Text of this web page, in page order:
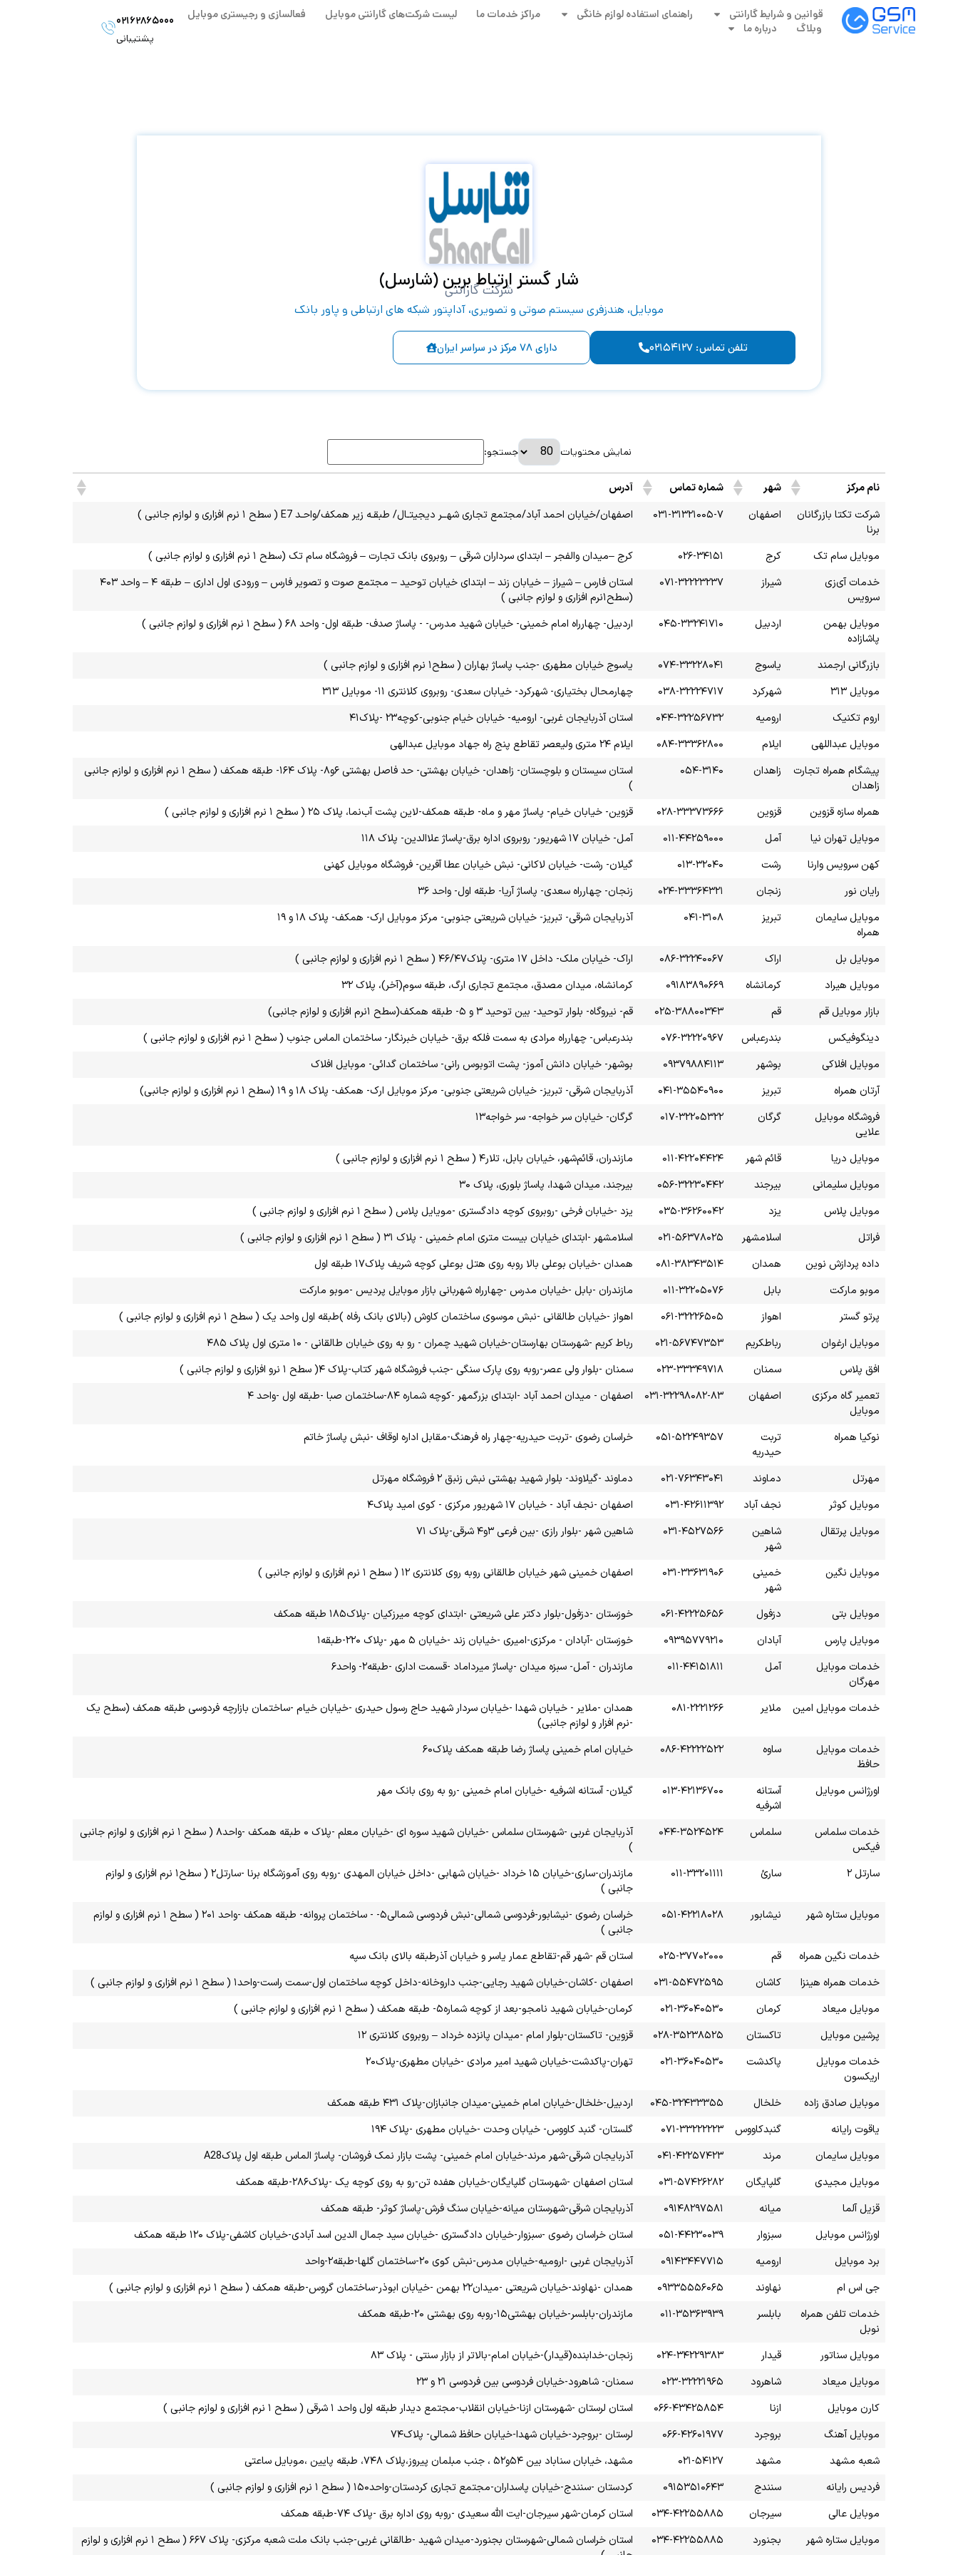
قوانین و شرایط گارانتی راهنمای استفاده لوازم خانگی مراکز خدمات ما لیست شرکت‌های گارانتی‌ موبایل
فعالسازی و رجیستری موبایل
وبلاگ
درباره ما
۰۲۱۶۲۸۶۵۰۰۰
پشتیبانی
شار گستر ارتباط برین (شارسل)
شرکت گارانتی
موبایل، هندزفری سیستم صوتی و تصویری، آداپتور شبکه های ارتباطی و پاور بانک
تلفن تماس: ۰۲۱۵۴۱۲۷ دارای ۷۸ مرکز در سراسر ایران
نمایش محتویات جستجو:
نام مرکز شهر شماره تماس
آدرس
شرکت تکتا بازرگانان
برنا
اصفهان ۰۳۱-۳۱۳۲۱۰۰۵-۷ اصفهان/خیابان احمد آباد/مجتمع تجاری شهــر دیجیتـال/ طبقـه زیر همکف/واحـد E7 ( سطح ۱ نرم افزاری و لوازم جانبی )
موبایل سام تک کرج ۰۲۶-۳۴۱۵۱
کرج –میدان والفجر – ابتدای سرداران شرقی – روبروی بانک تجارت – فروشگاه سام تک (سطح ۱ نرم افزاری و لوازم جانبی )
خدمات آی‌زی
سرویس
شیراز ۰۷۱-۳۲۲۲۳۲۳۷
استان فارس – شیراز – خیابان زند – ابتدای خیابان توحید – مجتمع صوت و تصویر فارس – ورودی اول اداری – طبقه ۴ – واحد ۴۰۳
(سطح۱نرم افزاری و لوازم جانبی )
موبایل بهمن
پاشازاده
اردبیل ۰۴۵-۳۳۲۴۱۷۱۰ اردبیل- چهارراه امام خمینی- خیابان شهید مدرس- - پاساژ صدف- طبقه اول- واحد ۶۸ ( سطح ۱ نرم افزاری و لوازم جانبی )
بازرگانی ارجمند یاسوج ۰۷۴-۳۳۲۲۸۰۴۱
یاسوج خیابان مطهری -جنب پاساژ بهاران ( سطح۱ نرم افزاری و لوازم جانبی )
موبایل ۳۱۳
شهرکرد ۰۳۸-۳۲۲۲۴۷۱۷
چهارمحال بختیاری- شهرکرد- خیابان سعدی- روبروی کلانتری ۱۱- موبایل ۳۱۳
اروم تکنیک
ارومیه ۰۴۴-۳۲۲۵۶۷۳۲
استان آذربایجان غربی- ارومیه- خیابان خیام جنوبی-کوچه۲۳ -پلاک۴۱
موبایل عبداللهی
ایلام ۰۸۴-۳۳۳۶۲۸۰۰
ایلام ۲۴ متری ولیعصر تقاطع پنج راه جهاد موبایل عبدالهی
پیشگام همراه تجارت
زاهدان
زاهدان ۰۵۴-۳۱۴۰
استان سیستان و بلوچستان- زاهدان- خیابان بهشتی- حد فاصل بهشتی ۶و۸- پلاک ۱۶۴- طبقه همکف ( سطح ۱ نرم افزاری و لوازم جانبی
)
همراه سازه قزوین
قزوین ۰۲۸-۳۳۳۷۳۶۶۶
قزوین- خیابان خیام- پاساژ مهر و ماه- طبقه همکف-لاین پشت آب‌نما، پلاک ۲۵ ( سطح ۱ نرم افزاری و لوازم جانبی )
موبایل تهران نیا
آمل ۰۱۱-۴۴۲۵۹۰۰۰
آمل- خیابان ۱۷ شهریور- روبروی اداره برق-پاساژ علاالدین- پلاک ۱۱۸
کهن سرویس وارنا
رشت ۰۱۳-۳۲۰۴۰
گیلان- رشت- خیابان لاکانی- نبش خیابان عطا آفرین- فروشگاه موبایل کهنی
رایان نور
زنجان ۰۲۴-۳۳۳۶۴۳۲۱
زنجان- چهارراه سعدی- پاساژ آریا- طبقه اول- واحد ۳۶
موبایل سایمان
همراه
تبریز ۰۴۱-۳۱۰۸ آذربایجان شرقی- تبریز- خیابان شریعتی جنوبی- مرکز موبایل ارک- همکف- پلاک ۱۸ و ۱۹
موبایل بل اراک ۰۸۶-۳۲۲۴۰۰۶۷
اراک- خیابان ملک- داخل ۱۷ متری- پلاک۴۶/۴۷ ( سطح ۱ نرم افزاری و لوازم جانبی )
موبایل هیراد
کرمانشاه ۰۹۱۸۳۸۹۰۶۶۹
کرمانشاه، میدان مصدق، مجتمع تجاری ارگ، طبقه سوم(آخر)، پلاک ۳۲
بازار موبایل قم
قم ۰۲۵-۳۸۸۰۰۳۴۳
قم- نیروگاه- بلوار توحید- بین توحید ۳ و ۵- طبقه همکف(سطح ۱نرم افزاری و لوازم جانبی)
دینگوفیکس
بندرعباس ۰۷۶-۳۲۲۲۰۹۶۷
بندرعباس- چهارراه مرادی به سمت فلکه برق- خیابان خبرنگار- ساختمان الماس جنوب ( سطح ۱ نرم افزاری و لوازم جانبی )
موبایل افلاکی
بوشهر ۰۹۳۷۹۸۸۴۱۱۳
بوشهر- خیابان دانش آموز- پشت اتوبوس رانی- ساختمان گدائی- موبایل افلاک
آرتان همراه
تبریز ۰۴۱-۳۵۵۴۰۹۰۰
آذربایجان شرقی- تبریز- خیابان شریعتی جنوبی- مرکز موبایل ارک- همکف- پلاک ۱۸ و ۱۹ (سطح ۱ نرم افزاری و لوازم جانبی)
فروشگاه موبایل
علایی
گرگان ۰۱۷-۳۲۲۰۵۳۲۲ گرگان- خیابان سر خواجه- سر خواجه۱۳
موبایل دریا قائم شهر ۰۱۱-۴۲۲۰۴۴۲۴
مازندران، قائم‌شهر، خیابان بابل، تلار۴ ( سطح ۱ نرم افزاری و لوازم جانبی )
موبایل سلیمانی
بیرجند ۰۵۶-۳۲۲۳۰۴۴۲
بیرجند، میدان شهدا، پاساژ بلوری، پلاک ۳۰
موبایل پلاس
یزد ۰۳۵-۳۶۲۶۰۰۴۲
یزد -خیابان فرخی -روبروی کوچه دادگستری -مویایل پلاس ( سطح ۱ نرم افزاری و لوازم جانبی )
فراتل
اسلامشهر ۰۲۱-۵۶۳۷۸۰۲۵
اسلامشهر -ابتدای خیابان بیست متری امام خمینی - پلاک ۳۱ ( سطح ۱ نرم افزاری و لوازم جانبی )
داده پردازش نوین
همدان ۰۸۱-۳۸۳۴۳۵۱۴
همدان -خیابان بوعلی بالا روبه روی هتل بوعلی کوچه شریف پلاک۱۷ طبقه اول
موبو مارکت
بابل ۰۱۱-۳۲۲۰۵۰۷۶
مازندران -بابل -خیابان مدرس -چهارراه شهربانی بازار موبایل پردیس -موبو مارکت
پرتو گستر
اهواز ۰۶۱-۳۲۲۲۶۵۰۵
اهواز -خیابان طالقانی -نبش موسوی ساختمان کاوش (بالای بانک رفاه )طبقه اول واحد یک ( سطح ۱ نرم افزاری و لوازم جانبی )
موبایل ارغوان
رباطکریم ۰۲۱-۵۶۷۴۷۳۵۳
رباط کریم -شهرستان بهارستان-خیابان شهید چمران - رو به روی خیابان طالقانی - ۱۰ متری اول پلاک ۴۸۵
افق پلاس
سمنان ۰۲۳-۳۳۳۴۹۷۱۸
سمنان -بلوار ولی عصر-روبه روی پارک سنگی -جنب فروشگاه شهر کتاب-پلاک ۴( سطح ۱ نرو افزاری و لوازم جانبی )
تعمیر گاه مرکزی
موبایل
اصفهان ۰۳۱-۳۲۲۹۸۰۸۲-۸۳ اصفهان - میدان احمد آباد -ابتدای بزرگمهر -کوچه شماره ۸۴-ساختمان صبا -طبقه اول -واحد ۴
نوکیا همراه
تربت
حیدریه
۰۵۱-۵۲۲۴۹۳۵۷ خراسان رضوی -تربت حیدریه-چهار راه فرهنگ-مقابل اداره اوقاف -نبش پاساژ خاتم
مهرتل دماوند ۰۲۱-۷۶۳۴۳۰۴۱
دماوند -گیلاوند- بلوار شهید بهشتی نبش زنبق ۲ فروشگاه مهرتل
موبایل کوثر
نجف آباد ۰۳۱-۴۲۶۱۱۳۹۲
اصفهان -نجف آباد - خیابان ۱۷ شهریور مرکزی - کوی امید پلاک۴
موبایل پرتقال
شاهین
شهر
۰۳۱-۴۵۲۷۵۶۶ شاهین شهر -بلوار رازی -بین فرعی ۳و۴ شرقی-پلاک ۷۱
موبایل نگین
خمینی
شهر
۰۳۱-۳۳۶۳۱۹۰۶ اصفهان خمینی شهر خیابان طالقانی روبه روی کلانتری ۱۲ ( سطح ۱ نرم افزاری و لوازم جانبی )
موبایل بتی دزفول ۰۶۱-۴۲۲۲۵۶۵۶
خوزستان -دزفول-بلوار دکتر علی شریعتی -ابتدای کوچه میرزکیان -پلاک۱۸۵ طبقه همکف
موبایل پارس
آبادان ۰۹۳۹۵۷۷۹۲۱۰
خوزستان -آبادان - مرکزی-امیری -خیابان زند -خیابان ۵ مهر -پلاک ۲۲۰-طبقه۱
خدمات موبایل
مهرگان
آمل ۰۱۱-۴۴۱۵۱۸۱۱ مازندران - آمل- سبزه میدان -پاساژ میرداماد -قسمت اداری -طبقه۲- واحد۶
خدمات موبایل امین ملایر ۰۸۱-۲۲۲۱۲۶۶
همدان -ملایر - خیابان شهدا -خیابان سردار شهید حاج رسول حیدری -خیابان خیام -ساختمان بازارچه فردوسی طبقه همکف (سطح یک
-نرم افزار و لوازم جانبی)
خدمات موبایل
حافظ
ساوه ۰۸۶-۴۲۲۲۲۵۲۲ خیابان امام خمینی پاساژ رضا طبقه همکف پلاک۶۰
اورژانس موبایل
آستانه
اشرفیه
۰۱۳-۴۲۱۳۶۷۰۰ گیلان- آستانه اشرفیه -خیابان امام خمینی -رو به روی بانک مهر
خدمات سلماس
فیکس
سلماس ۰۴۴-۳۵۲۴۵۲۴
آذربایجان غربی -شهرستان سلماس -خیابان شهید سوره ای -خیابان معلم -پلاک ۰ طبقه همکف -واحد۸ ( سطح ۱ نرم افزاری و لوازم جانبی
)
سارتل ۲
سارئ ۰۱۱-۳۳۲۰۱۱۱۱
مازندران-ساری-خیابان ۱۵ خرداد -خیابان شهابی -داخل خیابان المهدی -روبه روی آموزشگاه برنا -سارتل۲ ( سطح۱ نرم افزاری و لوازم
جانبی )
موبایل ستاره شهر
نیشابور ۰۵۱-۴۲۲۱۸۰۲۸
خراسان رضوی -نیشابور-فردوسی شمالی-نبش فردوسی شمالی۵- - ساختمان پروانه- طبقه همکف -واحد ۲۰۱ ( سطح ۱ نرم افزاری و لوازم
جانبی )
خدمات نگین همراه
قم ۰۲۵-۳۷۷۰۲۰۰۰
استان قم -شهر قم-تقاطع عمار یاسر و خیابان آذرطبقه بالای بانک سپه
خدمات همراه هینزا
کاشان ۰۳۱-۵۵۴۷۲۵۹۵
اصفهان -کاشان-خیابان شهید رجایی-جنب داروخانه-داخل کوچه ساختمان اول-سمت راست-واحد۱ ( سطح ۱ نرم افزاری و لوازم جانبی )
موبایل میعاد
کرمان ۰۲۱-۳۶۰۴۰۵۳۰
کرمان-خیابان شهید نامجو-بعد از کوچه شماره۵- طبقه همکف ( سطح ۱ نرم افزاری و لوازم جانبی )
پرشین موبایل
تاکستان ۰۲۸-۳۵۲۳۸۵۲۵
قزوین- تاکستان-بلوار امام -میدان پانزده خرداد – روبروی کلانتری ۱۲
خدمات موبایل
اریکسون
پاکدشت ۰۲۱-۳۶۰۴۰۵۳۰ تهران-پاکدشت-خیابان شهید امیر مرادی -خیابان مطهری-پلاک۲۰
موبایل صادق زاده خلخال ۰۴۵-۳۲۴۳۳۳۵۵
اردبیل-خلخال-خیابان امام خمینی-میدان جانبازان-پلاک ۴۳۱ طبقه همکف
یاقوت رایانه
گنبدکاووس ۰۷۱-۳۳۲۲۲۲۲۳
گلستان- گنبد کاووس- خیابان وحدت -خیابان مطهری -پلاک ۱۹۴
موبایل سایمان
مرند ۰۴۱-۴۲۲۵۷۴۲۳
آذربایجان شرقی-شهر مرند-خیابان امام خمینی- پشت بازار نمک فروشان- پاساژ الماس طبقه اول پلاکA28
موبایل مجیدی
گلپایگان ۰۳۱-۵۷۴۲۶۲۸۲
استان اصفهان -شهرستان گلپایگان-خیابان هفده تن-رو به روی کوچه یک -پلاک۲۸۶-طبقه همکف
قزیل آلما
میانه ۰۹۱۴۸۲۹۷۵۸۱
آذربایجان شرقی-شهرستان میانه-خیابان سنگ فرش-پاساژ کوثر- طبقه همکف
اورژانس موبایل
سبزوار ۰۵۱-۴۴۲۳۰۰۳۹
استان خراسان رضوی -سبزوار-خیابان دادگستری -خیابان سید جمال الدین اسد آبادی-خیابان کاشفی-پلاک ۱۲۰ طبقه همکف
برد موبایل
ارومیه ۰۹۱۴۳۴۴۷۷۱۵
آذربایجان غربی -ارومیه-خیابان مدرس-نبش کوی ۲۰-ساختمان گلها-طبقه۲-واحد
جی اس ام
نهاوند ۰۹۳۳۵۵۵۶۰۶۵
همدان -نهاوند-خیابان شریعتی -میدان۲۲ بهمن -خیابان ابوذر-ساختمان گروس-طبقه همکف ( سطح ۱ نرم افزاری و لوازم جانبی )
خدمات تلفن همراه
نوبل
بابلسر ۰۱۱-۳۵۳۶۳۹۳۹ مازندران-بابلسر-خیابان بهشتی۱۵-روبه روی بهشتی ۲۰-طبقه همکف
موبایل سناتور قیدار ۰۲۴-۳۴۲۲۹۳۸۳
زنجان-خدابنده(قیدار)-خیابان امام-بالاتر از بازار سنتی - پلاک ۸۳
موبایل میعاد
شاهرود ۰۲۳-۳۲۲۲۱۹۶۵
سمنان- شاهرود-خیابان فردوسی بین فردوسی ۲۱ و ۲۳
کارن موبایل
ازنا ۰۶۶-۴۳۴۲۵۸۵۴
استان لرستان -شهرستان ازنا-خیابان انقلاب-مجتمع دیدار طبقه اول واحد ۱ شرقی ( سطح ۱ نرم افزاری و لوازم جانبی )
موبایل آهنگ
بروجرد ۰۶۶-۴۲۶۰۱۹۷۷
لرستان -بروجرد-خیابان شهدا-خیابان حافظ شمالی- پلاک۷۴
شعبه مشهد
مشهد ۰۲۱-۵۴۱۲۷
مشهد، خیابان سناباد بین ۵۴و۵۲ ، جنب مبلمان پیروز،پلاک ۷۴۸، طبقه پایین ،موبایل ساعتی
فردیس رایانه
سنندج ۰۹۱۵۳۵۱۰۶۴۳
کردستان -سنندج-خیابان پاسداران-مجتمع تجاری کردستان-واحد۱۵۰ ( سطح ۱ نرم افزاری و لوازم جانبی )
موبایل عالی
سیرجان ۰۳۴-۴۲۲۵۵۸۸۵
استان کرمان-شهر سیرجان-ایت الله سعیدی -روبه روی اداره برق -پلاک ۷۴-طبقه همکف
موبایل ستاره شهر
بجنورد ۰۳۴-۴۲۲۵۵۸۸۵
استان خراسان شمالی-شهرستان بجنورد-میدان شهید -طالقانی غربی-جنب بانک ملت شعبه مرکزی- پلاک ۶۶۷ ( سطح ۱ نرم افزاری و لوازم